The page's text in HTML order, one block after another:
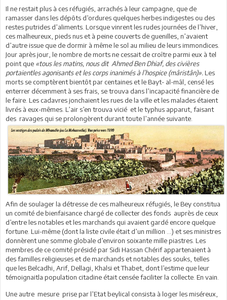
Il ne restait plus à ces réfugiés, arrachés à leur campagne, que de
ramasser dans les dépôts d’ordures quelques herbes indigestes ou des
restes putrides d’aliments. Lorsque vinrent les rudes journées de l’hiver,
ces malheureux, pieds nus et à peine couverts de guenilles, n’avaient
d’autre issue que de dormir à même le sol au milieu de leurs immondices.
Jour après jour, le nombre de morts ne cessait de croître parmi eux à tel
point que «tous les matins, nous dit Ahmed Ben Dhiaf, des civières
portaientles agonisants et les corps inanimés à l’hospice (mâristân)». Les
morts se comptèrent bientôt par centaines et le Bayt- al-mâl, censé les
enterrer décemment à ses frais, se trouva dans l’incapacité financière de
le faire. Les cadavres jonchaient les rues de la ville et les malades étaient
livrés à eux-mêmes. L’air s’en trouva vicié et le typhus apparut, faisant
des ravages qui se prolongèrent durant toute l’année suivante.
Afin de soulager la détresse de ces malheureux réfugiés, le Bey constitua
un comité de bienfaisance chargé de collecter des fonds auprès de ceux
d’entre les notables et les marchands qui avaient gardé encore quelque
fortune. Lui-même (dont la liste civile était d’un million …) et ses ministres
donnèrent une somme globale d’environ soixante mille piastres. Les
membres de ce comité présidé par Sidi Hassan Chérif appartenaient à
des familles religieuses et de marchands et notables des souks, telles
que les Belcadhi, Arif, Dellagi, Khalsi et Thabet, dont l’estime que leur
témoignaitla population citadine était censée faciliter la collecte. En vain.
Une autre mesure prise par l’Etat beylical consista à loger les miséreux,